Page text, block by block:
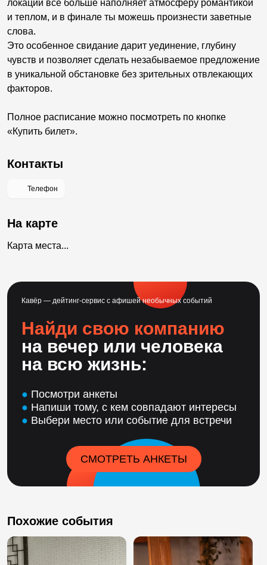
локаций всё больше наполняет атмосферу романтикой
и теплом, и в финале ты можешь произнести заветные
слова.
Это особенное свидание дарит уединение, глубину
чувств и позволяет сделать незабываемое предложение
в уникальной обстановке без зрительных отвлекающих
факторов.
Полное расписание можно посмотреть по кнопке
«Купить билет».
Контакты
Телефон
На карте
Карта места...
Кавёр — дейтинг-сервис с афишей необычных событий
Найди свою компанию
на вечер или человека
на всю жизнь:
● Посмотри анкеты
● Напиши тому, с кем совпадают интересы
● Выбери место или событие для встречи
СМОТРЕТЬ АНКЕТЫ
Похожие события